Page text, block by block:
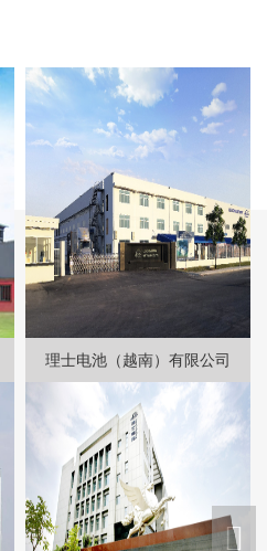
理士电池（越南）有限公司